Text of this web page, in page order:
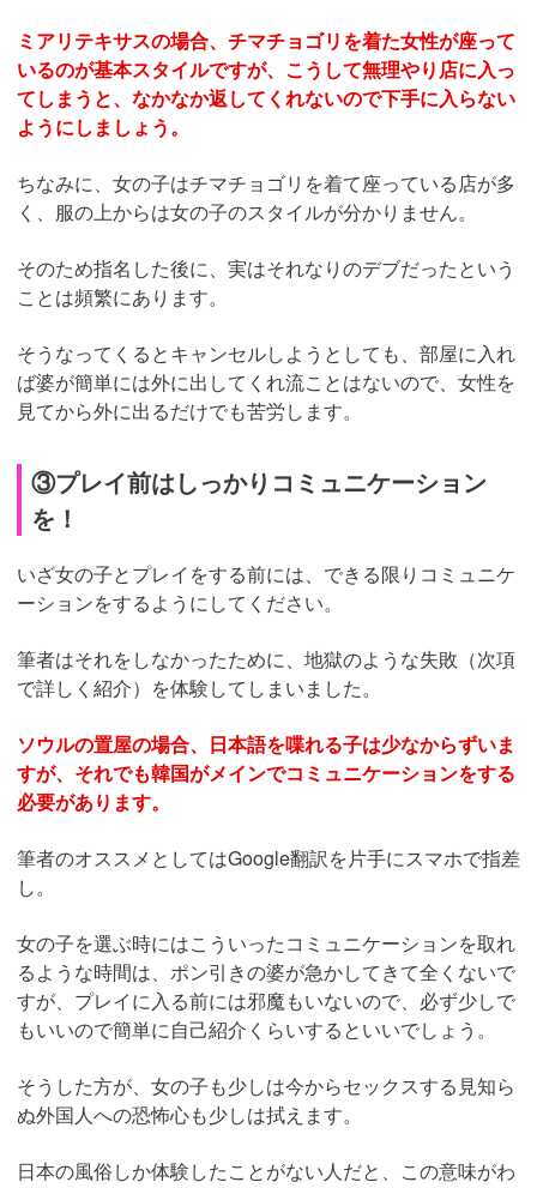
ミアリテキサスの場合、チマチョゴリを着た女性が座って
いるのが基本スタイルですが、こうして無理やり店に入っ
てしまうと、なかなか返してくれないので下手に入らない
ようにしましょう。
ちなみに、女の子はチマチョゴリを着て座っている店が多
く、服の上からは女の子のスタイルが分かりません。
そのため指名した後に、実はそれなりのデブだったという
ことは頻繁にあります。
そうなってくるとキャンセルしようとしても、部屋に入れ
ば婆が簡単には外に出してくれ流ことはないので、女性を
見てから外に出るだけでも苦労します。
③プレイ前はしっかりコミュニケーション
を！
いざ女の子とプレイをする前には、できる限りコミュニケ
ーションをするようにしてください。
筆者はそれをしなかったために、地獄のような失敗（次項
で詳しく紹介）を体験してしまいました。
ソウルの置屋の場合、日本語を喋れる子は少なからずいま
すが、それでも韓国がメインでコミュニケーションをする
必要があります。
筆者のオススメとしてはGoogle翻訳を片手にスマホで指差
し。
女の子を選ぶ時にはこういったコミュニケーションを取れ
るような時間は、ポン引きの婆が急かしてきて全くないで
すが、プレイに入る前には邪魔もいないので、必ず少しで
もいいので簡単に自己紹介くらいするといいでしょう。
そうした方が、女の子も少しは今からセックスする見知ら
ぬ外国人への恐怖心も少しは拭えます。
日本の風俗しか体験したことがない人だと、この意味がわ